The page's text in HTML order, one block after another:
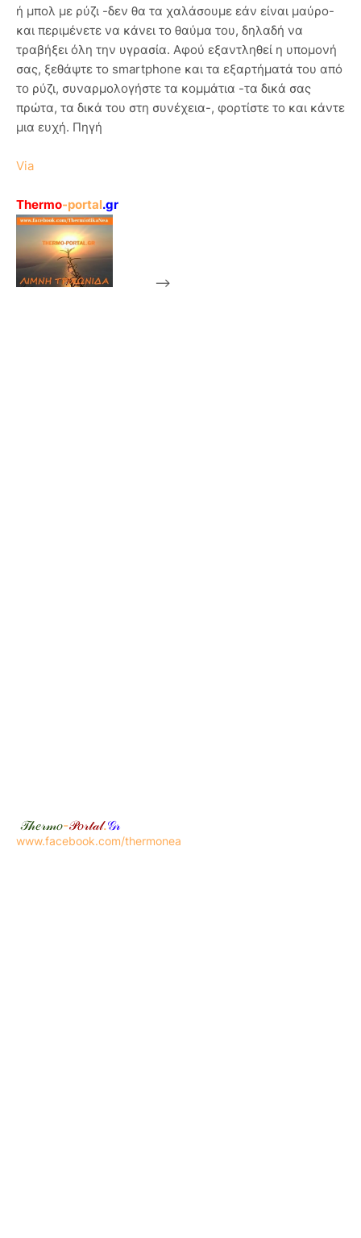
ή μπολ με ρύζι -δεν θα τα χαλάσουμε εάν είναι μαύρο-
και περιμένετε να κάνει το θαύμα του, δηλαδή να
τραβήξει όλη την υγρασία. Αφού εξαντληθεί η υπομονή
σας, ξεθάψτε το smartphone και τα εξαρτήματά του από
το ρύζι, συναρμολογήστε τα κομμάτια -τα δικά σας
πρώτα, τα δικά του στη συνέχεια-, φορτίστε το και κάντε
μια ευχή. Πηγή
Via
Thermo-portal.gr
-->
𝒯𝒽𝑒𝓇𝓂𝑜-𝒫𝑜𝓇𝓉𝒶𝓁.𝒢𝓇
www.facebook.com/thermonea